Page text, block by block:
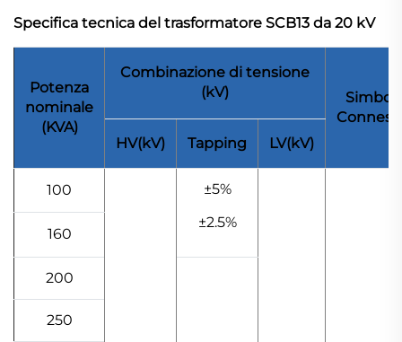
Specifica tecnica del trasformatore SCB13 da 20 kV
Potenza
nominale
(KVA)
Combinazione di tensione
(kV)
HV(kV)
Tapping LV(kV)
100
±5%
±2.5%
160
200
250